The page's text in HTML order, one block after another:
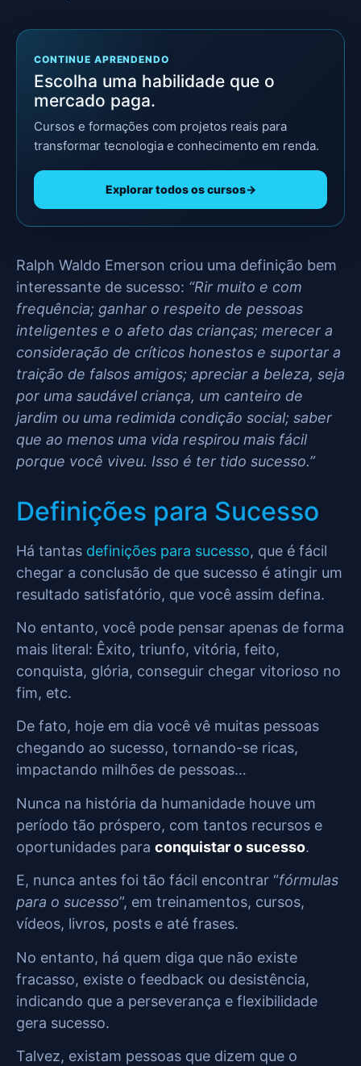
CONTINUE APRENDENDO
Escolha uma habilidade que o
mercado paga.
Cursos e formações com projetos reais para
transformar tecnologia e conhecimento em renda.
Explorar todos os cursos→
Ralph Waldo Emerson criou uma definição bem
interessante de sucesso: “Rir muito e com
frequência; ganhar o respeito de pessoas
inteligentes e o afeto das crianças; merecer a
consideração de críticos honestos e suportar a
traição de falsos amigos; apreciar a beleza, seja
por uma saudável criança, um canteiro de
jardim ou uma redimida condição social; saber
que ao menos uma vida respirou mais fácil
porque você viveu. Isso é ter tido sucesso.”
Definições para Sucesso
Há tantas definições para sucesso, que é fácil
chegar a conclusão de que sucesso é atingir um
resultado satisfatório, que você assim defina.
No entanto, você pode pensar apenas de forma
mais literal: Êxito, triunfo, vitória, feito,
conquista, glória, conseguir chegar vitorioso no
fim, etc.
De fato, hoje em dia você vê muitas pessoas
chegando ao sucesso, tornando-se ricas,
impactando milhões de pessoas…
Nunca na história da humanidade houve um
período tão próspero, com tantos recursos e
oportunidades para conquistar o sucesso.
E, nunca antes foi tão fácil encontrar “fórmulas
para o sucesso”, em treinamentos, cursos,
vídeos, livros, posts e até frases.
No entanto, há quem diga que não existe
fracasso, existe o feedback ou desistência,
indicando que a perseverança e flexibilidade
gera sucesso.
Talvez, existam pessoas que dizem que o